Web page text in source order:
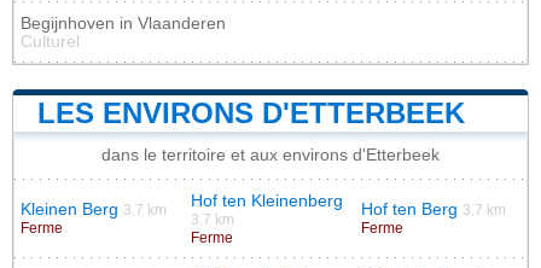
Begijnhoven in Vlaanderen
Culturel
LES ENVIRONS D'ETTERBEEK
dans le territoire et aux environs d'Etterbeek
Kleinen Berg 3.7 km
Ferme
Hof ten Kleinenberg
3.7 km
Ferme
Hof ten Berg 3.7 km
Ferme